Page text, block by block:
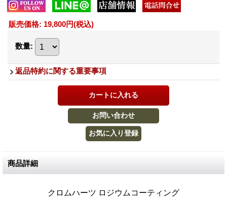
販売価格: 19,800円(税込)
数量:
返品特約に関する重要事項
商品詳細
クロムハーツ ロジウムコーティング